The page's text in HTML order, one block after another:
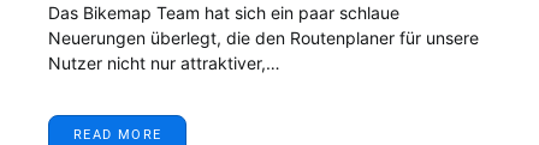
Das Bikemap Team hat sich ein paar schlaue
Neuerungen überlegt, die den Routenplaner für unsere
Nutzer nicht nur attraktiver,…
READ MORE